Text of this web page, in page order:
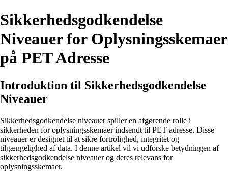
Sikkerhedsgodkendelse
Niveauer for Oplysningsskemaer
på PET Adresse
Introduktion til Sikkerhedsgodkendelse
Niveauer
Sikkerhedsgodkendelse niveauer spiller en afgørende rolle i
sikkerheden for oplysningsskemaer indsendt til PET adresse. Disse
niveauer er designet til at sikre fortrolighed, integritet og
tilgængelighed af data. I denne artikel vil vi udforske betydningen af
sikkerhedsgodkendelse niveauer og deres relevans for
oplysningsskemaer.